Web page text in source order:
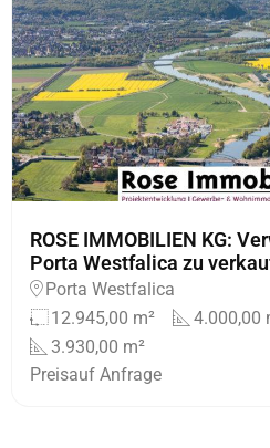
ROSE IMMOBILIEN KG:
Porta Westfalica zu
Porta Westfalica
12.945,00 m²
4.000,00
3.930,00 m²
Preisauf Anfrage